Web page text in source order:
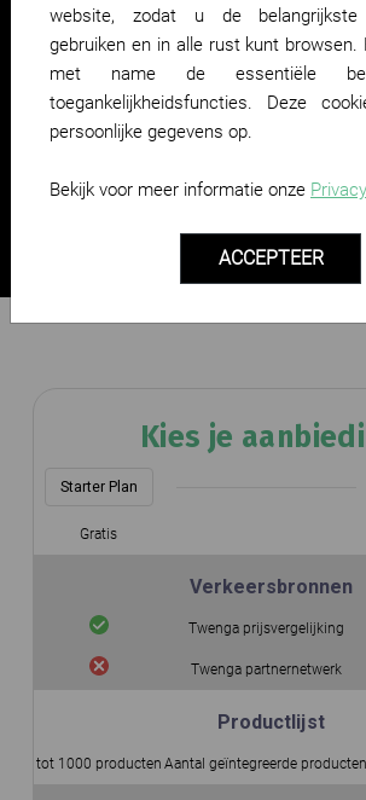
Producten
40 M€
Advertentie uitgaven
16
Kies je
Starter Plan
Gratis
Verkeersbronnen
Twenga prijsvergelijking
Twenga partnernetwerk
Productlijst
tot 1000 producten Aantal geïntegreerde producten
website, zodat u de
gebruiken en in alle rust kunt browsen.
met name de essentiële
toegankelijkheidsfuncties. Deze
persoonlijke gegevens op.
Bekijk voor meer informatie onze
ACCEPTEER